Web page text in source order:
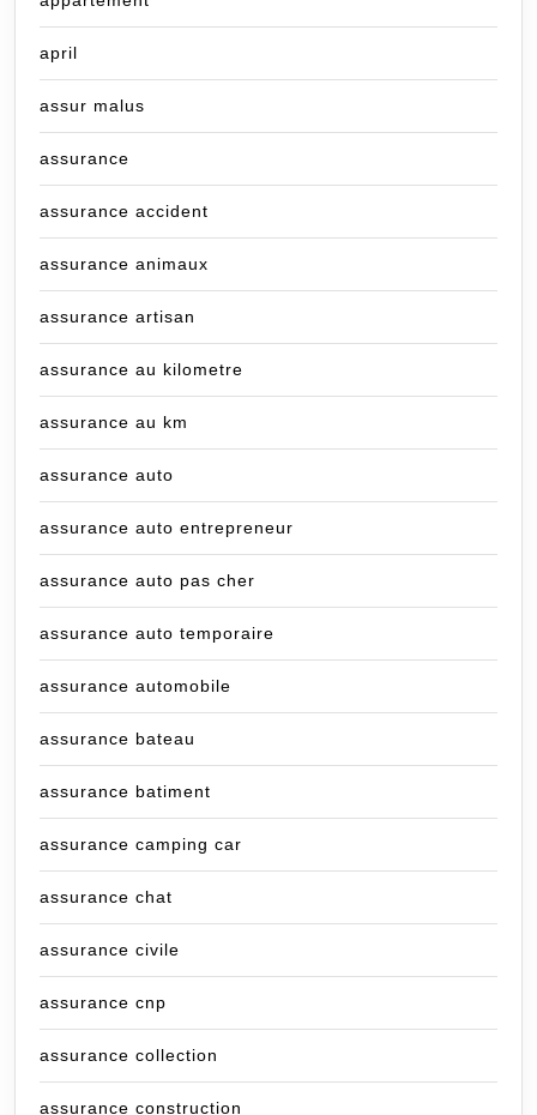
april
assur malus
assurance
assurance accident
assurance animaux
assurance artisan
assurance au kilometre
assurance au km
assurance auto
assurance auto entrepreneur
assurance auto pas cher
assurance auto temporaire
assurance automobile
assurance bateau
assurance batiment
assurance camping car
assurance chat
assurance civile
assurance cnp
assurance collection
assurance construction